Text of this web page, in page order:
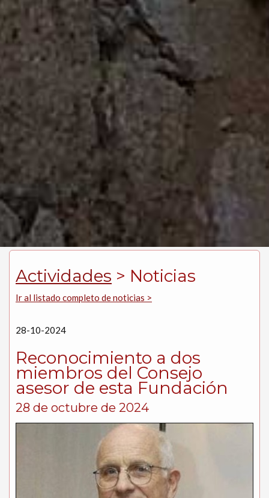
Actividades > Noticias
Ir al listado completo de noticias >
28-10-2024
Reconocimiento a dos
miembros del Consejo
asesor de esta Fundación
28 de octubre de 2024